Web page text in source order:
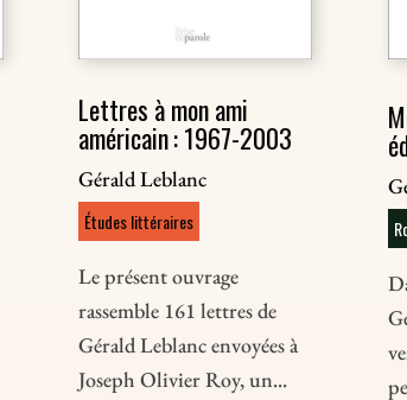
Lettres à mon ami
américain : 1967-2003
Gérald Leblanc
Études littéraires
Le présent ouvrage
rassemble 161 lettres de
Gérald Leblanc envoyées à
Joseph Olivier Roy, un...